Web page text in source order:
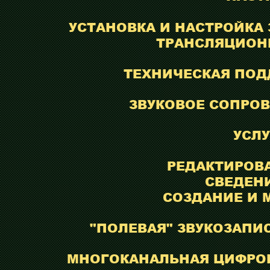
УСТАНОВКА И
ТЕХНИЧЕСКАЯ
ЗВУКОВОЕ
СОЗДАНИЕ И
"ПОЛЕВАЯ"
МНОГОКАНАЛЬНАЯ